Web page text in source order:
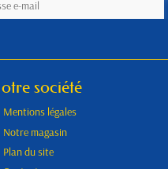
société
Mentions légales
Notre magasin
Plan du site